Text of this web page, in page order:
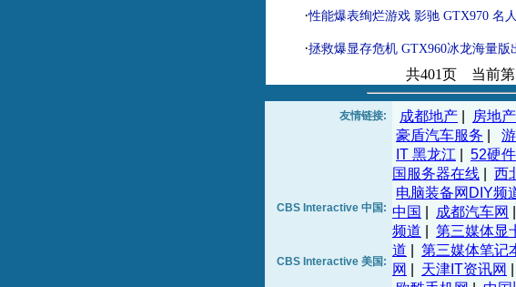
·性能爆表绚烂游戏 影驰 GTX970 名
·拯救爆显存危机 GTX960冰龙海量版
共401页 当前第
友情链接:
CBS Interactive 中国:
CBS Interactive 美国:
成都地产 房地
豪盾汽车服务
IT 黑龙江
52硬件
国服务器在线
西
电脑装备网DIY频
中国
成都汽车网
频道
第三媒体显
道
第三媒体笔记
网
天津IT资讯网